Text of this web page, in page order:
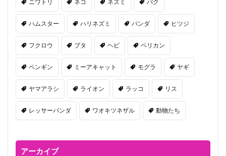
ニワトリ ネコ ネズミ バク
ハムスター ハリネズミ パンダ ヒツジ
フクロウ ブタ ヘビ ペリカン
ペンギン ミーアキャット モグラ ヤギ
ヤマアラシ ライオン ラッコ リス
レッサーパンダ ワオキツネザル 動物たち
アーカイブ